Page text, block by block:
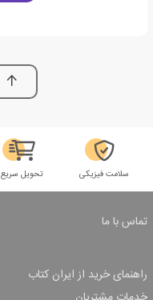
سلامت فیزیکی تحویل سریع
تماس با ما
راهنمای خرید از ایران کتاب